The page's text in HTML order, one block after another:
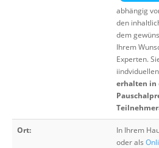
abhängig
den
dem
Ihrem
Experten.
erhalten in
Ort:
In Ihrem
oder als